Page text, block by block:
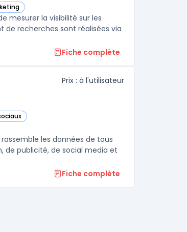
mesurer la visibilité sur les
de recherches sont réalisées via
Fiche complète
Prix : à l'utilisateur
les données de tous
de publicité, de social media et
Fiche complète